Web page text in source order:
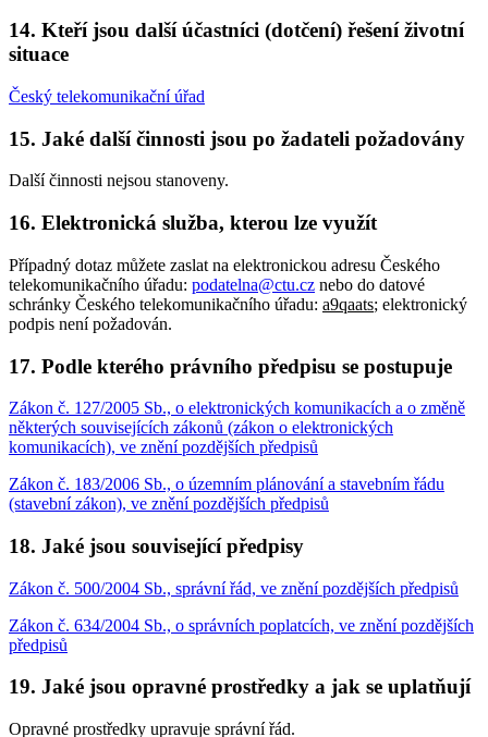
14. Kteří jsou další účastníci (dotčení) řešení životní
situace
Český telekomunikační úřad
15. Jaké další činnosti jsou po žadateli požadovány
Další činnosti nejsou stanoveny.
16. Elektronická služba, kterou lze využít
Případný dotaz můžete zaslat na elektronickou adresu Českého
telekomunikačního úřadu: podatelna@ctu.cz nebo do datové
schránky Českého telekomunikačního úřadu: a9qaats; elektronický
podpis není požadován.
17. Podle kterého právního předpisu se postupuje
Zákon č. 127/2005 Sb., o elektronických komunikacích a o změně
některých souvisejících zákonů (zákon o elektronických
komunikacích), ve znění pozdějších předpisů
Zákon č. 183/2006 Sb., o územním plánování a stavebním řádu
(stavební zákon), ve znění pozdějších předpisů
18. Jaké jsou související předpisy
Zákon č. 500/2004 Sb., správní řád, ve znění pozdějších předpisů
Zákon č. 634/2004 Sb., o správních poplatcích, ve znění pozdějších
předpisů
19. Jaké jsou opravné prostředky a jak se uplatňují
Opravné prostředky upravuje správní řád.